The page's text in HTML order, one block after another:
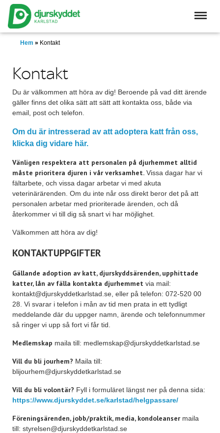
Skip
main
contentHem » Kontakt
Kontakt
Du är välkommen att höra av dig! Beroende på vad ditt ärende
gäller finns det olika sätt att sätt att kontakta oss, både via
email, post och telefon.
Om du är intresserad av att adoptera katt från oss,
klicka dig vidare här.
Vänligen respektera att personalen på djurhemmet alltid
måste prioritera djuren i vår verksamhet. Vissa dagar har vi
fältarbete, och vissa dagar arbetar vi med akuta
veterinärärenden. Om du inte når oss direkt beror det på att
personalen arbetar med prioriterade ärenden, och då
återkommer vi till dig så snart vi har möjlighet.
Välkommen att höra av dig!
KONTAKTUPPGIFTER
Gällande adoption av katt, djurskyddsärenden, upphittade
katter, lån av fälla kontakta djurhemmet via mail:
kontakt@djurskyddetkarlstad.se, eller på telefon: 072-520 00
28. Vi svarar i telefon i mån av tid men prata in ett tydligt
meddelande där du uppger namn, ärende och telefonnummer
så ringer vi upp så fort vi får tid.
Medlemskap maila till: medlemskap@djurskyddetkarlstad.se
Vill du bli jourhem? Maila till:
blijourhem@djurskyddetkarlstad.se
Vill du bli volontär? Fyll i formuläret längst ner på denna sida:
https://www.djurskyddet.se/karlstad/helgpassare/
Föreningsärenden, jobb/praktik, media, kondoleanser maila
till: styrelsen@djurskyddetkarlstad.se